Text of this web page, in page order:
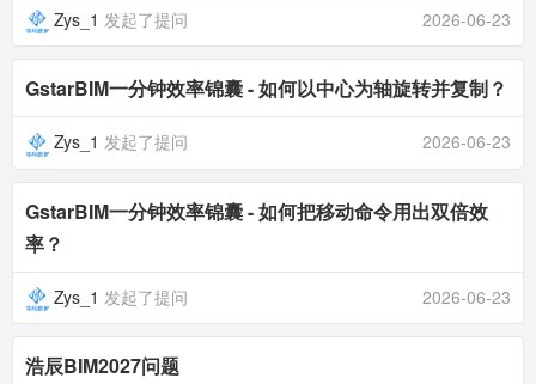
Zys_1 发起了提问 2026-06-23
GstarBIM一分钟效率锦囊 - 如何以中心为轴旋转并复制？
Zys_1 发起了提问 2026-06-23
GstarBIM一分钟效率锦囊 - 如何把移动命令用出双倍效
率？
Zys_1 发起了提问 2026-06-23
浩辰BIM2027问题